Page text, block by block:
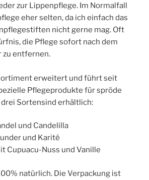
zur Lippenpflege. Im Normalfall
eher selten, da ich einfach das
nicht gerne mag. Oft
die Pflege sofort nach dem
zu entfernen.
erweitert und führt seit
Pflegeprodukte für spröde
drei Sortensind erhältlich:
und Candelilla
und Karité
Cupuacu-Nuss und Vanille
natürlich. Die Verpackung ist